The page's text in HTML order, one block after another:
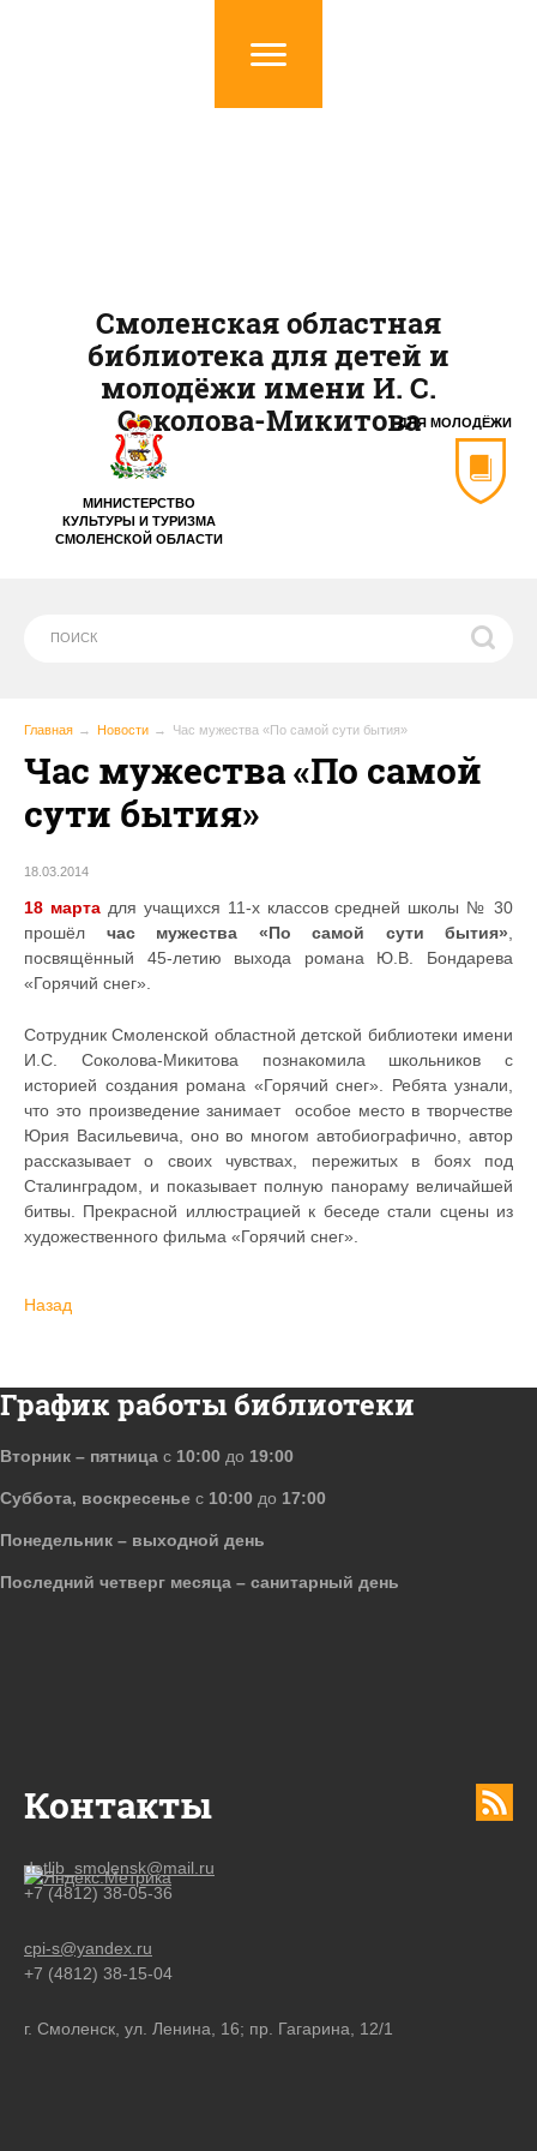
МИНИСТЕРСТВО
КУЛЬТУРЫ И ТУРИЗМА
СМОЛЕНСКОЙ ОБЛАСТИ
ДЛЯ МОЛОДЁЖИ
Смоленская областная
библиотека для детей и
молодёжи имени И. С.
Соколова-Микитова
Главная Новости Час мужества «По самой сути бытия»
Час мужества «По самой
сути бытия»
18.03.2014
18 марта для учащихся 11-х классов средней школы № 30
прошёл час мужества «По самой сути бытия»
посвящённый 45-летию выхода романа Ю.В. Бондарева
«Горячий снег».
Сотрудник Смоленской областной детской библиотеки имени
И.С. Соколова-Микитова познакомила школьников с
историей создания романа «Горячий снег». Ребята узнали,
что это произведение занимает особое место в творчестве
Юрия Васильевича, оно во многом автобиографично, автор
рассказывает о своих чувствах, пережитых в боях под
Сталинградом, и показывает полную панораму величайшей
битвы. Прекрасной иллюстрацией к беседе стали сцены из
художественного фильма «Горячий снег».
Назад
Контакты
detlib_smolensk@mail.ru
+7 (4812) 38-05-36
cpi-s@yandex.ru
+7 (4812) 38-15-04
г. Смоленск, ул. Ленина, 16; пр. Гагарина, 12/1
График работы библиотеки
Вторник – пятница с 10:00 до 19:00
Суббота, воскресенье с 10:00 до 17:00
Понедельник – выходной день
Последний четверг месяца – санитарный день